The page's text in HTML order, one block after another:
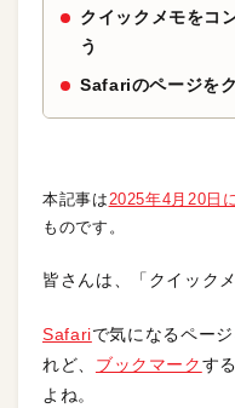
クイックメモをコ
う
Safariのページを
本記事は2025年4月20日
ものです。
皆さんは、「クイック
Safariで気になるペー
れど、 ブックマークす
よね。